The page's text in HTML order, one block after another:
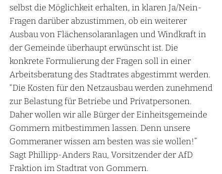
selbst die Möglichkeit erhalten, in klaren Ja/Nein-
Fragen darüber abzustimmen, ob ein weiterer
Ausbau von Flächensolaranlagen und Windkraft in
der Gemeinde überhaupt erwünscht ist. Die
konkrete Formulierung der Fragen soll in einer
Arbeitsberatung des Stadtrates abgestimmt werden.
“Die Kosten für den Netzausbau werden zunehmend
zur Belastung für Betriebe und Privatpersonen.
Daher wollen wir alle Bürger der Einheitsgemeinde
Gommern mitbestimmen lassen. Denn unsere
Gommeraner wissen am besten was sie wollen!”
Sagt Phillipp-Anders Rau, Vorsitzender der AfD
Fraktion im Stadtrat von Gommern.